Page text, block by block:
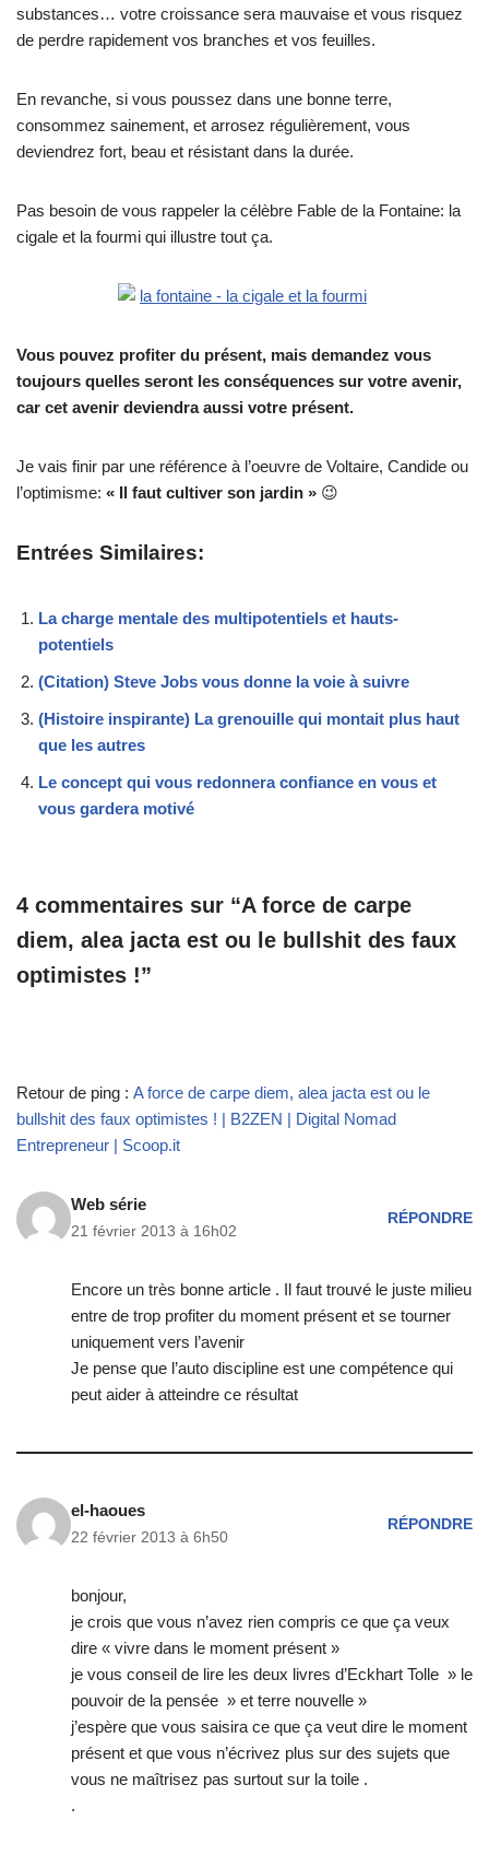
substances… votre croissance sera mauvaise et vous risquez
de perdre rapidement vos branches et vos feuilles.
En revanche, si vous poussez dans une bonne terre,
consommez sainement, et arrosez régulièrement, vous
deviendrez fort, beau et résistant dans la durée.
Pas besoin de vous rappeler la célèbre Fable de la Fontaine: la
cigale et la fourmi qui illustre tout ça.
Vous pouvez profiter du présent, mais demandez vous
toujours quelles seront les conséquences sur votre avenir,
car cet avenir deviendra aussi votre présent.
Je vais finir par une référence à l’oeuvre de Voltaire, Candide ou
l’optimisme: « Il faut cultiver son jardin » 😉
Entrées Similaires:
La charge mentale des multipotentiels et hauts-
potentiels
(Citation) Steve Jobs vous donne la voie à suivre
(Histoire inspirante) La grenouille qui montait plus haut
que les autres
Le concept qui vous redonnera confiance en vous et
vous gardera motivé
4 commentaires sur “A force de carpe
diem, alea jacta est ou le bullshit des faux
optimistes !”
Retour de ping : A force de carpe diem, alea jacta est ou le
bullshit des faux optimistes ! | B2ZEN | Digital Nomad
Entrepreneur | Scoop.it
Web série
21 février 2013 à 16h02
RÉPONDRE
Encore un très bonne article . Il faut trouvé le juste milieu
entre de trop profiter du moment présent et se tourner
uniquement vers l’avenir
Je pense que l’auto discipline est une compétence qui
peut aider à atteindre ce résultat
el-haoues
22 février 2013 à 6h50
RÉPONDRE
bonjour,
je crois que vous n’avez rien compris ce que ça veux
dire « vivre dans le moment présent »
je vous conseil de lire les deux livres d’Eckhart Tolle » le
pouvoir de la pensée » et terre nouvelle »
j’espère que vous saisira ce que ça veut dire le moment
présent et que vous n’écrivez plus sur des sujets que
vous ne maîtrisez pas surtout sur la toile .
.